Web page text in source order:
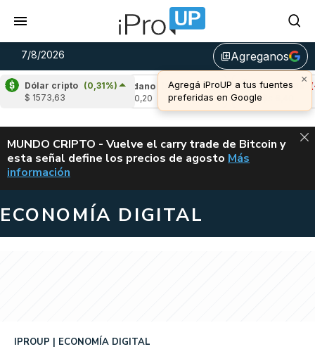
7/8/2026 library_addAgreganos
×
Agregá iProUP a tus fuentes
preferidas en Google
Dólar cripto (0,31%)
$ 1573,63
Cardano
(5,31%)
Avalanche (-
u$s 6,40
ALERTA
MUNDO CRIPTO - Vuelve el carry trade de Bitcoin y
esta señal define los precios de agosto VUELVE EL
Más
información
ECONOMÍA DIGITAL
IPROUP ECONOMÍA DIGITAL